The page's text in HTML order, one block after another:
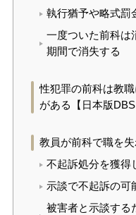
執行猶予や略式罰
一度ついた前科は
期間で消失する
性犯罪の前科は教
がある【日本版DBS
教員が前科で職を
不起訴処分を獲得
示談で不起訴の可
被害者と示談する